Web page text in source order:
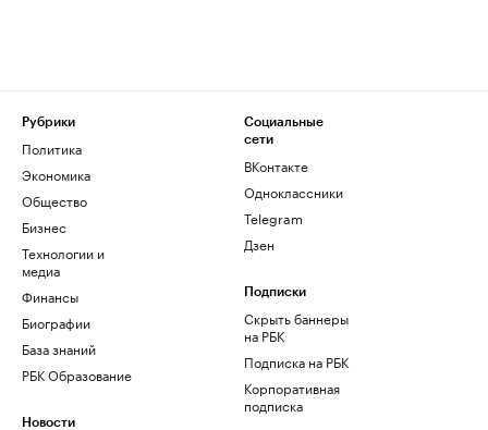
Рубрики
Политика
Экономика
Общество
Бизнес
Технологии и
медиа
Финансы
Биографии
База знаний
РБК Образование
Новости
Социальные
сети
ВКонтакте
Одноклассники
Telegram
Дзен
Подписки
Скрыть баннеры
на РБК
Подписка на РБК
Корпоративная
подписка